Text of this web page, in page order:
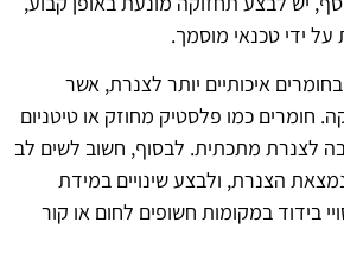
ידי טכנאי מוסמך.
איכותיים יותר לצנרת, אשר
חומרים כמו פלסטיק מחוזק או טיטניום
לצנרת מתכתית. לבסוף, חשוב לשים לב
הצנרת, ולבצע שינויים במידת
בידוד במקומות חשופים לחום או קור